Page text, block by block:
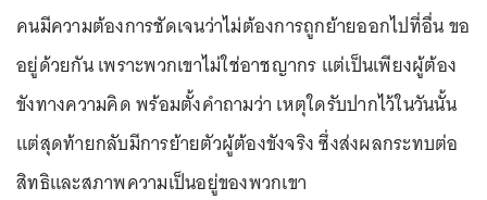
คนมีความต้องการชัดเจนว่าไม่ต้องการถูกย้ายออกไปที่อื่น ขอ
อยู่ด้วยกัน เพราะพวกเขาไม่ใช่อาชญากร แต่เป็นเพียงผู้ต้อง
ขังทางความคิด พร้อมตั้งคำถามว่า เหตุใดรับปากไว้ในวันนั้น
แต่สุดท้ายกลับมีการย้ายตัวผู้ต้องขังจริง ซึ่งส่งผลกระทบต่อ
สิทธิและสภาพความเป็นอยู่ของพวกเขา